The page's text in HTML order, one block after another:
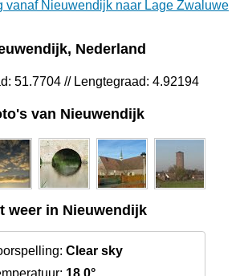
vanaf Nieuwendijk naar Lage Zwaluwe
Nederland
51.7704 // Lengtegraad: 4.92194
van Nieuwendijk
weer in Nieuwendijk
Clear sky